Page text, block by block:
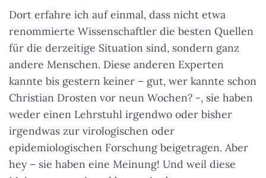
Dort erfahre ich auf einmal, dass nicht etwa
renommierte Wissenschaftler die besten Quellen
für die derzeitige Situation sind, sondern ganz
andere Menschen. Diese anderen Experten
kannte bis gestern keiner – gut, wer kannte schon
Christian Drosten vor neun Wochen? -, sie haben
weder einen Lehrstuhl irgendwo oder bisher
irgendwas zur virologischen oder
epidemiologischen Forschung beigetragen. Aber
hey – sie haben eine Meinung! Und weil diese